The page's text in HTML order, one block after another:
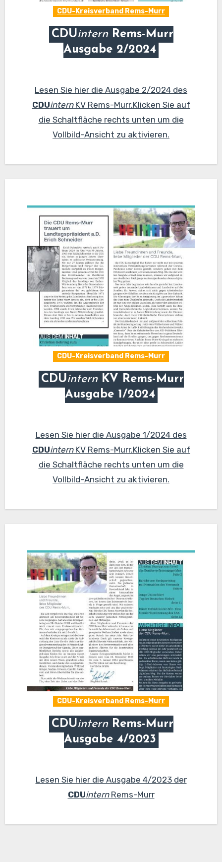
CDU-Kreisverband Rems-Murr
CDUinternRems-Murr
Ausgabe 2/2024
Lesen Sie hier die Ausgabe 2/2024 des
CDUinternKV Rems-Murr.Klicken Sie auf
die Schaltfläche rechts unten um die
Vollbild-Ansicht zu aktivieren.
CDU-Kreisverband Rems-Murr
CDUinternKV Rems-Murr
Ausgabe 1/2024
Lesen Sie hier die Ausgabe 1/2024 des
CDUinternKV Rems-Murr.Klicken Sie auf
die Schaltfläche rechts unten um die
Vollbild-Ansicht zu aktivieren.
CDU-Kreisverband Rems-Murr
CDUinternRems-Murr
Ausgabe 4/2023
Lesen Sie hier die Ausgabe 4/2023 der
CDUinternRems-Murr